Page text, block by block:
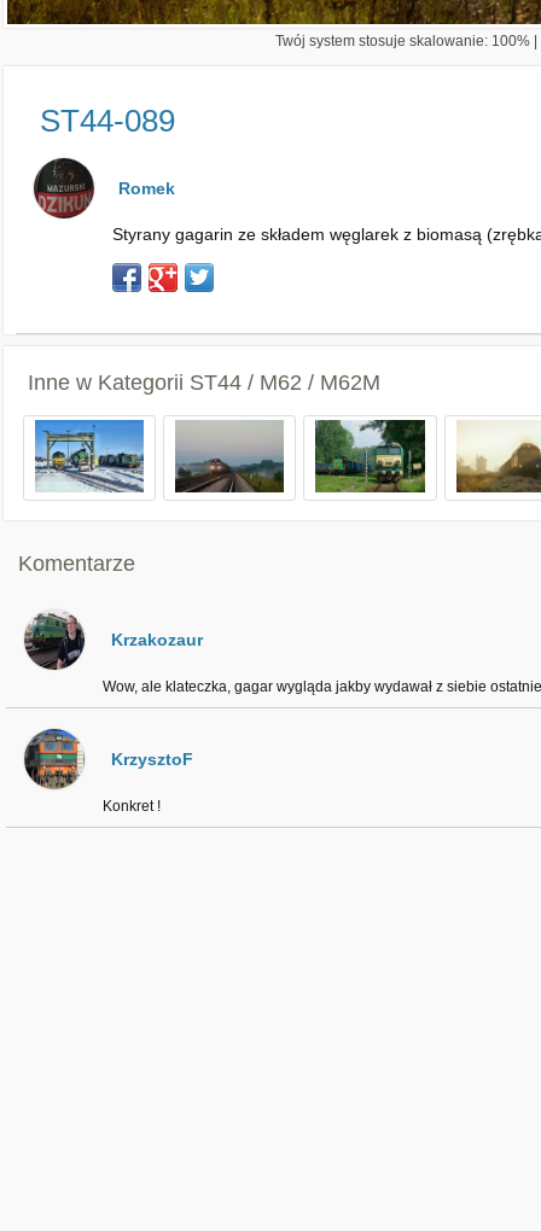
Twój system stosuje skalowanie: 100%
ST44-089
Romek
Styrany gagarin ze składem węglarek z biomasą
Inne w Kategorii ST44 / M62 / M62M
Komentarze
Krzakozaur
Wow, ale klateczka, gagar wygląda jakby wydawał z siebie
KrzysztoF
Konkret !